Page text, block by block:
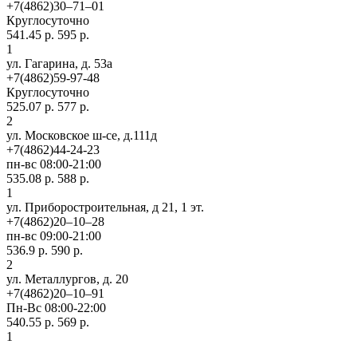
+7(4862)30‒71‒01
Круглосуточно
541.45 р. 595 р.
1
ул. Гагарина, д. 53а
+7(4862)59-97-48
Круглосуточно
525.07 р. 577 р.
2
ул. Московское ш-се, д.111д
+7(4862)44-24-23
пн-вс 08:00-21:00
535.08 р. 588 р.
1
ул. Приборостроительная, д 21, 1 эт.
+7(4862)20‒10‒28
пн-вс 09:00-21:00
536.9 р. 590 р.
2
ул. ​Металлургов, д. 20
+7(4862)20‒10‒91
Пн-Вс 08:00-22:00
540.55 р. 569 р.
1